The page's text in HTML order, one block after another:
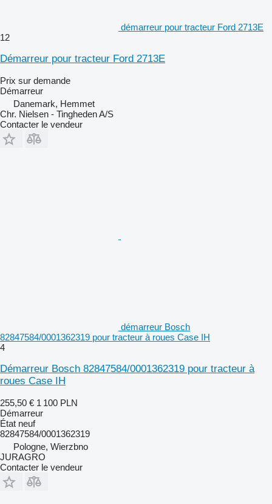
démarreur pour tracteur Ford 2713E
12
Démarreur pour tracteur Ford 2713E
Prix sur demande
Démarreur
Danemark, Hemmet
Chr. Nielsen - Tingheden A/S
Contacter le vendeur
démarreur Bosch
82847584/0001362319 pour tracteur à roues Case IH
4
Démarreur Bosch 82847584/0001362319 pour tracteur à
roues Case IH
255,50 € 1 100 PLN
Démarreur
État neuf
82847584/0001362319
Pologne, Wierzbno
JURAGRO
Contacter le vendeur